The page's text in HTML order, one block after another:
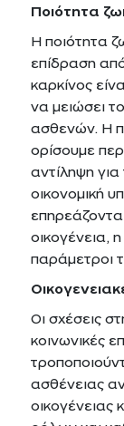
Ποιότητα
Η ποιότητα
επίδραση
καρκίνος
να μειώσει
ασθενών. Η
ορίσουμε
αντίληψη για
οικονομική
οικογένεια,
παράμετροι
Οι σχέσεις
κοινωνικές
ασθένειας
οικογένειας